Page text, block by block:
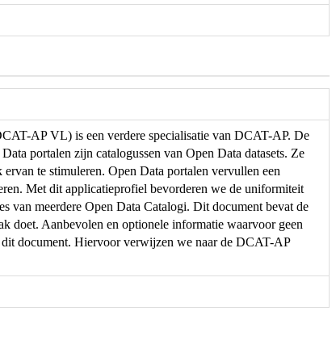
AP VL) is een verdere specialisatie van DCAT-AP. De
portalen zijn catalogussen van Open Data datasets. Ze
te stimuleren. Open Data portalen vervullen een
Met dit applicatieprofiel bevorderen we de uniformiteit
van meerdere Open Data Catalogi. Dit document bevat de
doet. Aanbevolen en optionele informatie waarvoor geen
document. Hiervoor verwijzen we naar de DCAT-AP